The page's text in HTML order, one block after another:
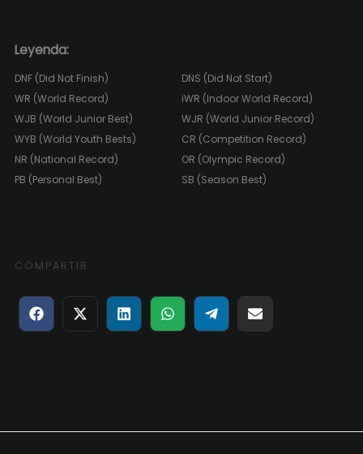
Leyenda:
DNF (Did Not Finish)
DNS (Did Not Start)
WR (World Record)
iWR (Indoor World Record)
WJB (World Junior Best)
WJR (World Junior Record)
WYB (World Youth Bests)
CR (Competition Record)
NR (National Record)
OR (Olympic Record)
PB (Personal Best)
SB (Season Best)
COMPARTIR:
Compartir
en
Compartir
en
Compartir
en
Compartir
en
Compartir
en
Compartir
en